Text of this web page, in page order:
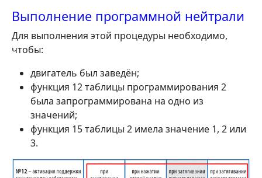
Выполнение программной нейтрали
Для выполнения этой процедуры необходимо,
чтобы:
двигатель был заведён;
функция 12 таблицы программирования 2
была запрограммирована на одно из
значений;
функция 15 таблицы 2 имела значение 1, 2 или
3.